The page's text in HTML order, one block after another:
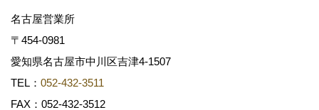
名古屋営業所
〒454-0981
愛知県名古屋市中川区吉津4-1507
TEL： 052-432-3511
FAX：052-432-3512